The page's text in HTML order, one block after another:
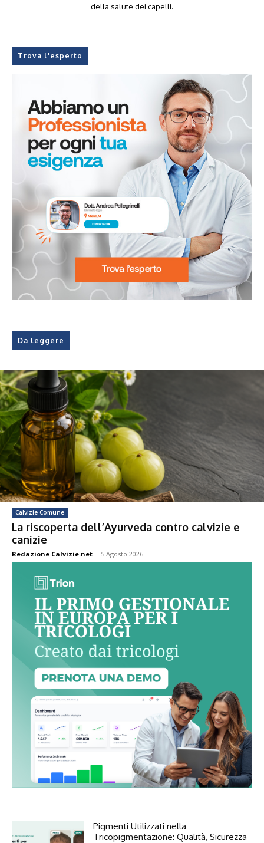
della salute dei capelli.
Trova l'esperto
Da leggere
Calvizie Comune
La riscoperta dell’Ayurveda contro calvizie e
canizie
Redazione Calvizie.net - 5 Agosto 2026
Pigmenti Utilizzati nella
Tricopigmentazione: Qualità, Sicurezza